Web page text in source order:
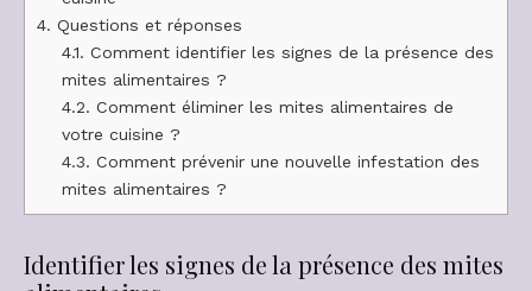
4. Questions et réponses
4.1. Comment identifier les signes de la présence des
mites alimentaires ?
4.2. Comment éliminer les mites alimentaires de
votre cuisine ?
4.3. Comment prévenir une nouvelle infestation des
mites alimentaires ?
Identifier les signes de la présence des mites